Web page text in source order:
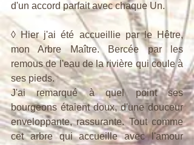
d'un accord parfait avec chaque Un.
◊ Hier j'ai été accueillie par le Hêtre,
mon Arbre Maître. Bercée par les
remous de l'eau de la rivière qui coule à
ses pieds.
J'ai remarqué à quel point ses
bourgeons étaient doux, d'une douceur
enveloppante, rassurante. Tout comme
cet arbre qui accueille avec l'amour